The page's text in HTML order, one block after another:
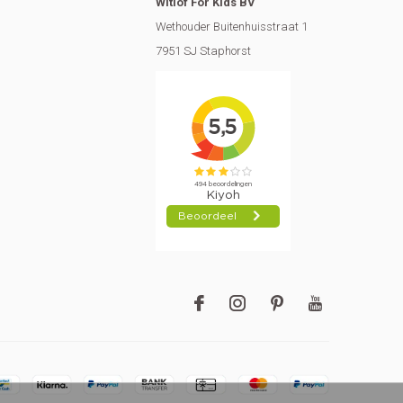
Wethouder Buitenhuisstraat 1
7951 SJ Staphorst